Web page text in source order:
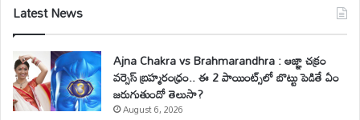
Latest News
Ajna Chakra vs Brahmarandhra : ఆజ్ఞా చక్రం
వర్సెస్ బ్రహ్మరంధ్రం.. ఈ 2 పాయింట్స్‌లో బొట్టు పెడితే ఏం
జరుగుతుందో తెలుసా?
August 6, 2026